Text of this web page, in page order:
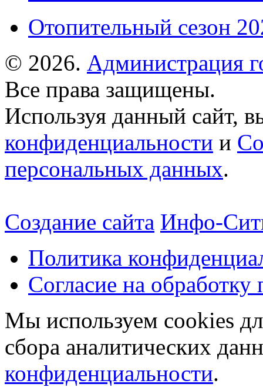
Отопительный сезон
© 2026. Администрация
Все права защищены.
Используя данный сайт,
конфиденциальности и
персональных данных.
Создание сайта Инфо-
Политика
Согласие на
Мы используем cookies
сбора аналитических
конфиденциальности.